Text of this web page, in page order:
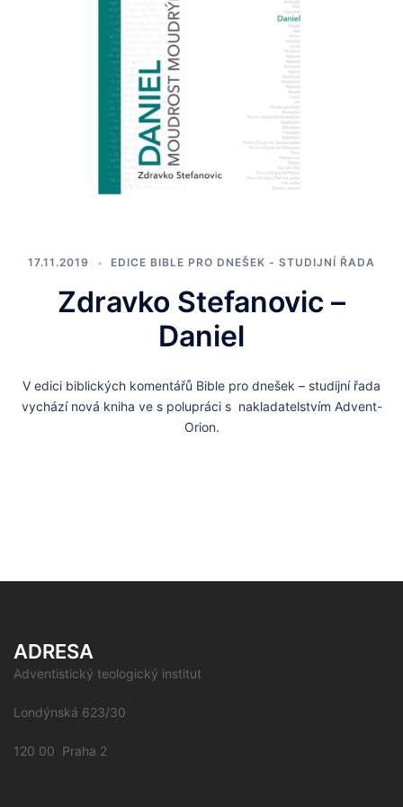
17.11.2019 EDICE BIBLE PRO DNEŠEK - STUDIJNÍ ŘADA
Zdravko Stefanovic –
Daniel
V edici biblických komentářů Bible pro dnešek – studijní řada
vychází nová kniha ve s polupráci s nakladatelstvím Advent-
Orion.
ADRESA
Adventistický teologický institut
Londýnská 623/30
120 00 Praha 2